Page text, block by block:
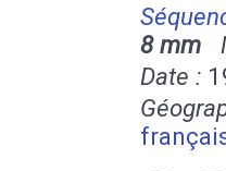
8 mm
Date :